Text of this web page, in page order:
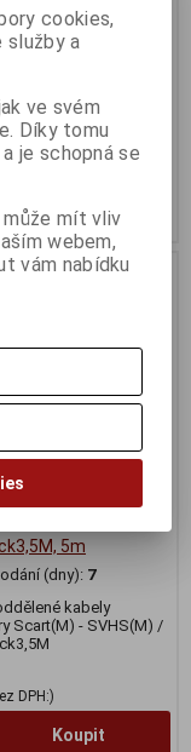
Kabel Jack
(dny):7
Koupit
5m
(dny): 7
kabely
Scart(M) - SVHS(M) /
DPH:)
Koupit
cookies,
služby a
ve svém
Díky tomu
je schopná se
mít vliv
webem,
vám nabídku